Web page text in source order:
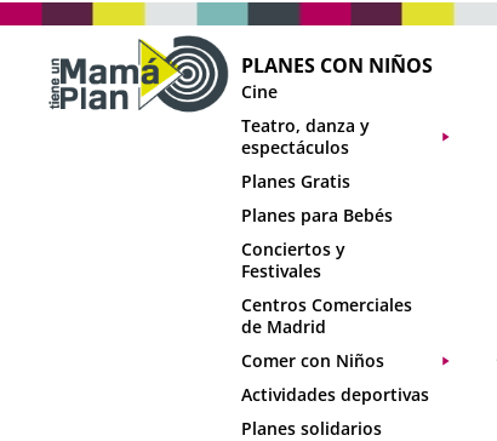
PLANES CON NIÑOS
Cine
Teatro, danza y
espectáculos
Planes Gratis
Planes para Bebés
Conciertos y
Festivales
Centros Comerciales
de Madrid
Comer con Niños
Actividades deportivas
Planes solidarios